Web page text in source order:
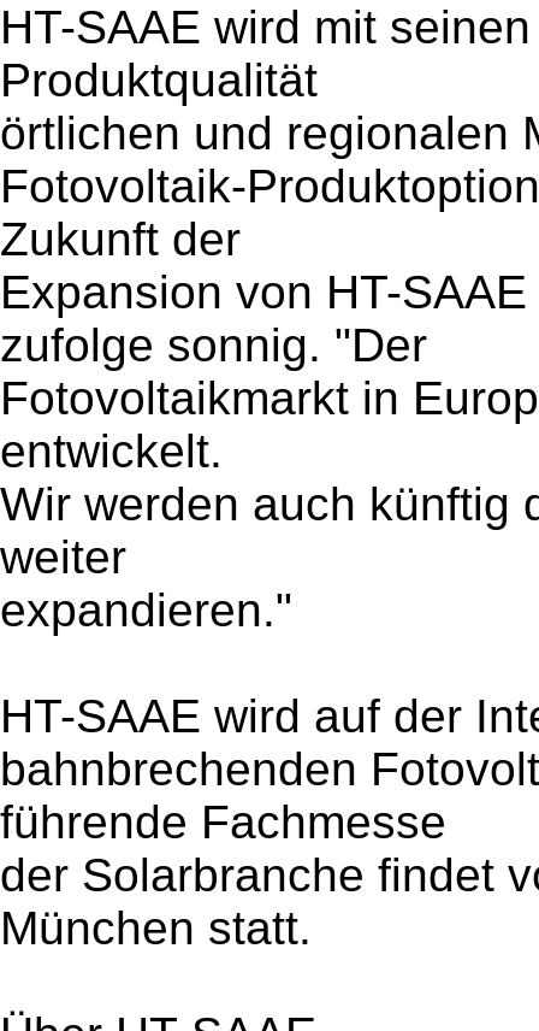
HT-SAAE wird mit
Produktqualität
örtlichen und regionalen
Fotovoltaik-
Zukunft der
Expansion von HT-
zufolge sonnig. "Der
Fotovoltaikmarkt in
entwickelt.
Wir werden auch künftig
weiter
expandieren."
HT-SAAE wird auf der
bahnbrechenden
führende Fachmesse
der Solarbranche findet
München statt.